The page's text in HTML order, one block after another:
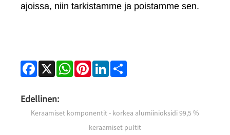
ajoissa, niin tarkistamme ja poistamme sen.
Facebook
X WhatsAppPinterestLinkedIn
Edellinen:
Keraamiset komponentit - korkea alumiinioksidi 99,5 %
keraamiset pultit